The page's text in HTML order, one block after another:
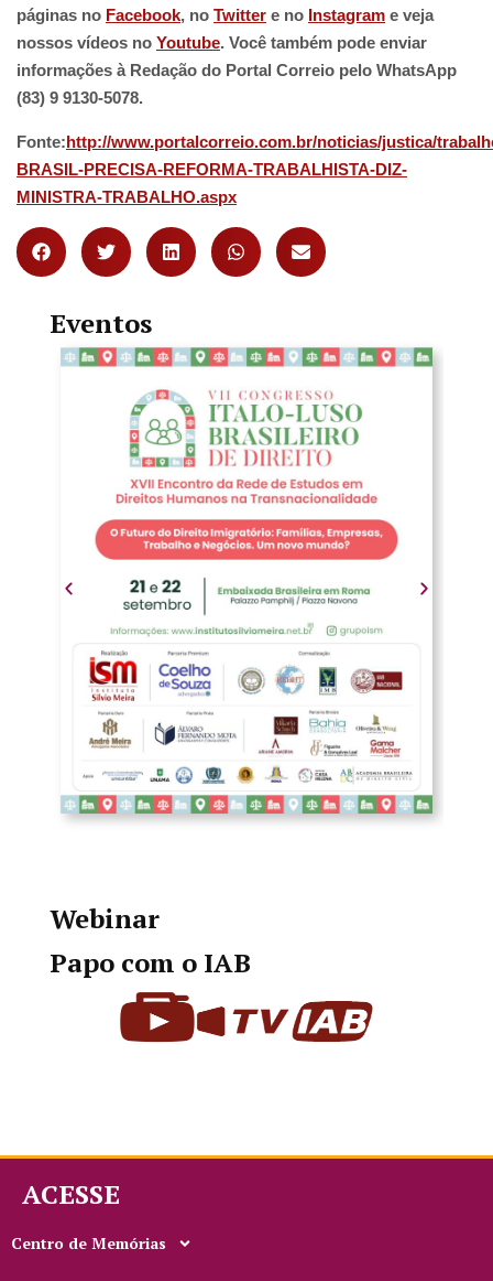
páginas no Facebook, no Twitter e no Instagram e veja
nossos vídeos no Youtube. Você também pode enviar
informações à Redação do Portal Correio pelo WhatsApp
(83) 9 9130-5078.
Fonte:http://www.portalcorreio.com.br/noticias/justica/
BRASIL-PRECISA-REFORMA-TRABALHISTA-DIZ-
MINISTRA-TRABALHO.aspx
Eventos
Webinar
Papo com o IAB
ACESSE
Centro de Memórias